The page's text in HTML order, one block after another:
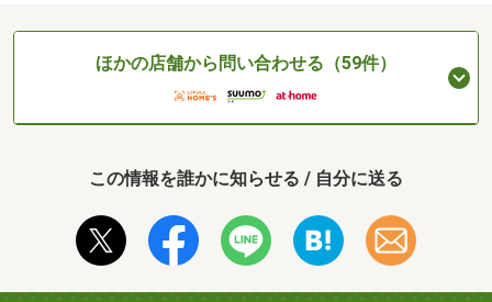
ほかの店舗から問い合わせる（59件）
この情報を誰かに知らせる / 自分に送る